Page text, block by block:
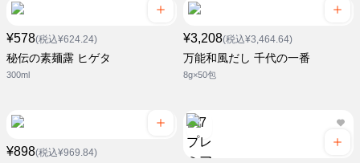
¥578(税込¥624.24)
秘伝の素麺露 ヒゲタ
300ml
¥3,208(税込¥3,464.64)
万能和風だし 千代の一番
8g×50包
¥898(税込¥969.84)